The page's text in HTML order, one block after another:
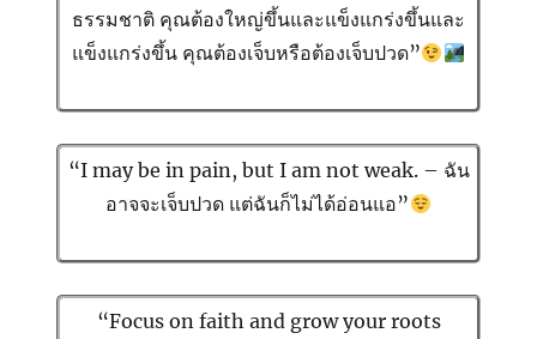
ธรรมชาติ คุณต้องใหญ่ขึ้นและแข็งแกร่งขึ้นและ
แข็งแกร่งขึ้น คุณต้องเจ็บหรือต้องเจ็บปวด”
“I may be in pain, but I am not weak. – ฉัน
อาจจะเจ็บปวด แต่ฉันก็ไม่ได้อ่อนแอ”
“Focus on faith and grow your roots